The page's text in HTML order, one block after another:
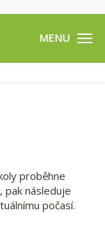
proběhne
pak následuje
počasí.